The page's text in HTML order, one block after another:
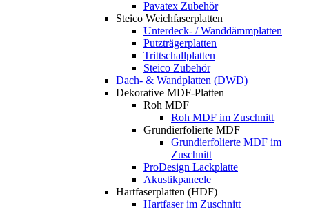
Pavatex Zubehör
Steico Weichfaserplatten
Unterdeck- / Wanddämmplatten
Putzträgerplatten
Trittschallplatten
Steico Zubehör
Dach- & Wandplatten (DWD)
Dekorative MDF-Platten
Roh MDF
Roh MDF im Zuschnitt
Grundierfolierte MDF
Grundierfolierte MDF im
Zuschnitt
ProDesign Lackplatte
Akustikpaneele
Hartfaserplatten (HDF)
Hartfaser im Zuschnitt